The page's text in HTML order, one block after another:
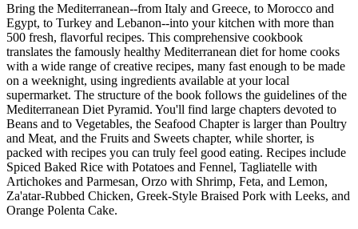
Bring the Mediterranean--from Italy and Greece, to Morocco and
Egypt, to Turkey and Lebanon--into your kitchen with more than
500 fresh, flavorful recipes. This comprehensive cookbook
translates the famously healthy Mediterranean diet for home cooks
with a wide range of creative recipes, many fast enough to be made
on a weeknight, using ingredients available at your local
supermarket. The structure of the book follows the guidelines of the
Mediterranean Diet Pyramid. You'll find large chapters devoted to
Beans and to Vegetables, the Seafood Chapter is larger than Poultry
and Meat, and the Fruits and Sweets chapter, while shorter, is
packed with recipes you can truly feel good eating. Recipes include
Spiced Baked Rice with Potatoes and Fennel, Tagliatelle with
Artichokes and Parmesan, Orzo with Shrimp, Feta, and Lemon,
Za'atar-Rubbed Chicken, Greek-Style Braised Pork with Leeks, and
Orange Polenta Cake.